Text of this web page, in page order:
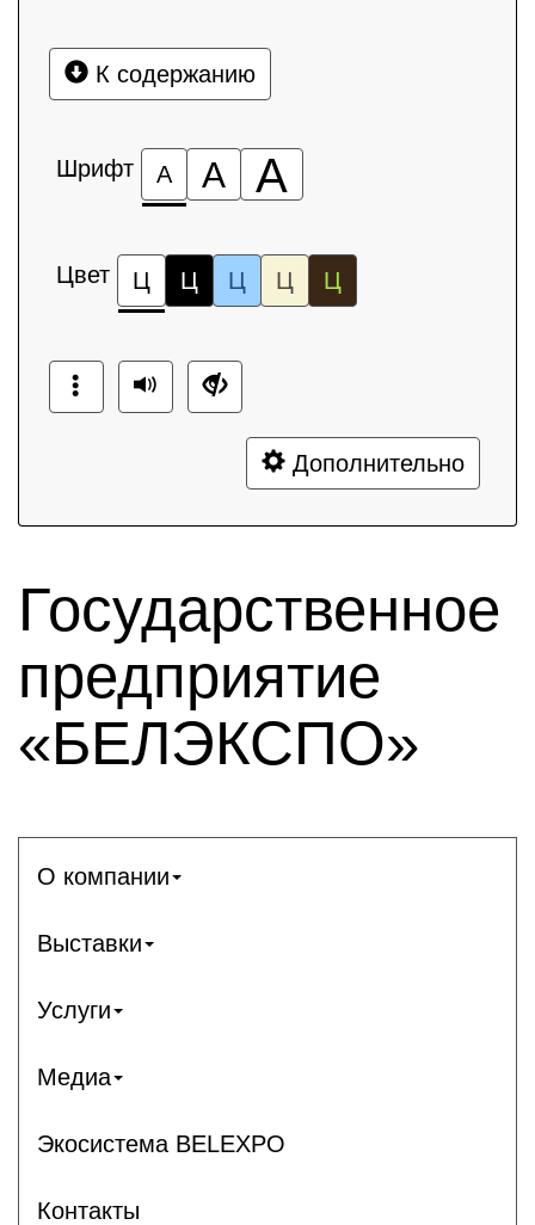
К содержанию
Шрифт А А А
Цвет Ц Ц Ц Ц Ц
Дополнительно
Государственное
предприятие
«БЕЛЭКСПО»
О компании
Выставки
Услуги
Медиа
Экосистема BELEXPO
Контакты